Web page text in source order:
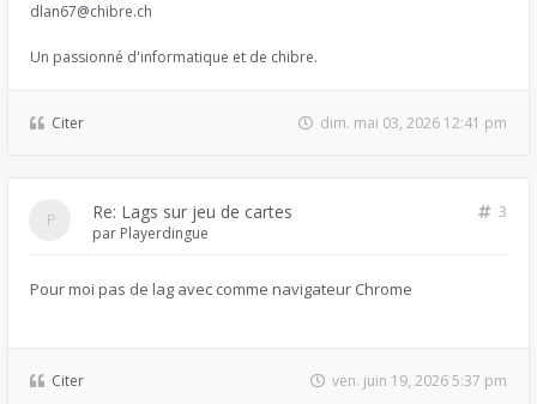
dlan67@chibre.ch
Un passionné d'informatique et de chibre.
Citer dim. mai 03, 2026 12:41 pm
Re: Lags sur jeu de cartes
3
par Playerdingue
Pour moi pas de lag avec comme navigateur Chrome
Citer ven. juin 19, 2026 5:37 pm